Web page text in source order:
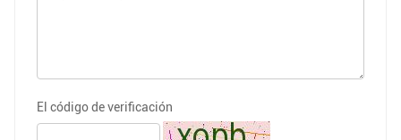
El código de verificación